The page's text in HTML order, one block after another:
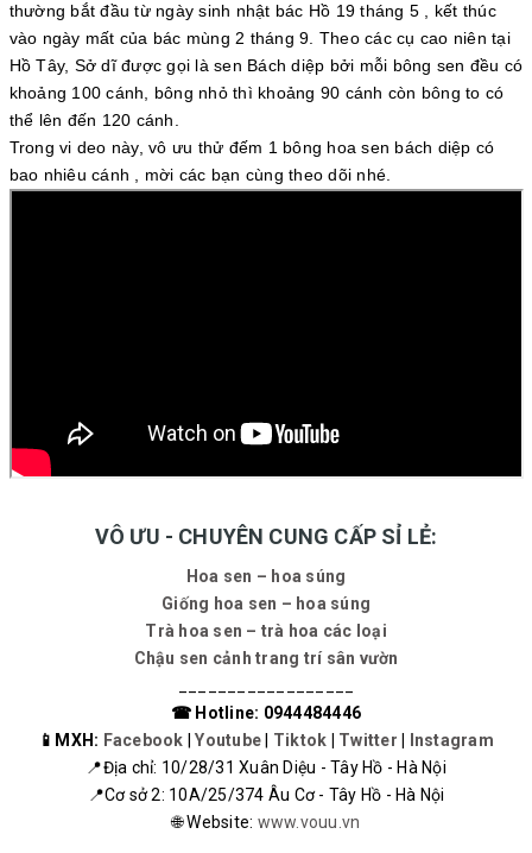
thường bắt đầu từ ngày sinh nhật bác Hồ 19 tháng 5 , kết thúc
vào ngày mất của bác mùng 2 tháng 9. Theo các cụ cao niên tại
Hồ Tây, Sở dĩ được gọi là sen Bách diệp bởi mỗi bông sen đều có
khoảng 100 cánh, bông nhỏ thì khoảng 90 cánh còn bông to có
thể lên đến 120 cánh.
Trong vi deo này, vô ưu thử đếm 1 bông hoa sen bách diệp có
bao nhiêu cánh , mời các bạn cùng theo dõi nhé.
VÔ ƯU - CHUYÊN CUNG CẤP SỈ LẺ:
Hoa sen – hoa súng
Giống hoa sen – hoa súng
Trà hoa sen – trà hoa các loại
Chậu sen cảnh trang trí sân vườn
☎ Hotline: 0944484446
📱MXH: Facebook |Youtube| Tiktok | Twitter | Instagram
📍Địa chỉ: 10/28/31 Xuân Diệu - Tây Hồ - Hà Nội
📍Cơ sở 2: 10A/25/374 Âu Cơ - Tây Hồ - Hà Nội
🌐 Website: www.vouu.vn